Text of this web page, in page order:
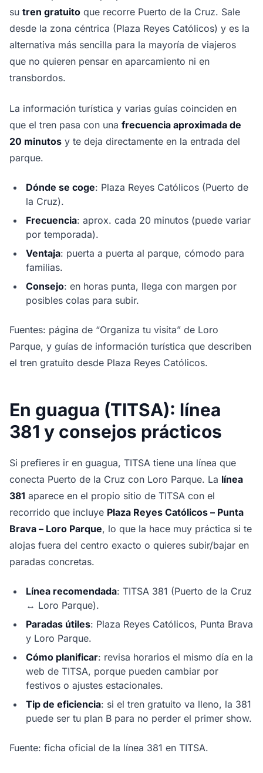
su tren gratuito que recorre Puerto de la Cruz. Sale
desde la zona céntrica (Plaza Reyes Católicos) y es la
alternativa más sencilla para la mayoría de viajeros
que no quieren pensar en aparcamiento ni en
transbordos.
La información turística y varias guías coinciden en
que el tren pasa con una frecuencia aproximada de
20 minutos y te deja directamente en la entrada del
parque.
Dónde se coge: Plaza Reyes Católicos (Puerto de
la Cruz).
Frecuencia: aprox. cada 20 minutos (puede variar
por temporada).
Ventaja: puerta a puerta al parque, cómodo para
familias.
Consejo: en horas punta, llega con margen por
posibles colas para subir.
Fuentes: página de “Organiza tu visita” de Loro
Parque, y guías de información turística que describen
el tren gratuito desde Plaza Reyes Católicos.
En guagua (TITSA): línea
381 y consejos prácticos
Si prefieres ir en guagua, TITSA tiene una línea que
conecta Puerto de la Cruz con Loro Parque. La línea
381 aparece en el propio sitio de TITSA con el
recorrido que incluye Plaza Reyes Católicos – Punta
Brava – Loro Parque, lo que la hace muy práctica si te
alojas fuera del centro exacto o quieres subir/bajar en
paradas concretas.
Línea recomendada: TITSA 381 (Puerto de la Cruz
↔ Loro Parque).
Paradas útiles: Plaza Reyes Católicos, Punta Brava
y Loro Parque.
Cómo planificar: revisa horarios el mismo día en la
web de TITSA, porque pueden cambiar por
festivos o ajustes estacionales.
Tip de eficiencia: si el tren gratuito va lleno, la 381
puede ser tu plan B para no perder el primer show.
Fuente: ficha oficial de la línea 381 en TITSA.